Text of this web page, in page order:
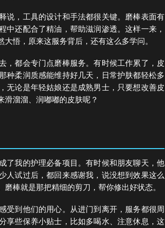
说，工具的设计和手法都很关键。磨棒表面有
中还配合了精油，帮助滋润渗透。这样一来，
悟，原来这服务背后，还有这么多学问。
，都会专门点磨棒服务。有时候工作累了，皮
种柔润质感能维持好几天，日常护肤都轻松多
无论是年轻姑娘还是成熟男士，只要想改善皮
滑溜溜、润嘟嘟的皮肤呢？
了我的护理必备项目。有时候和朋友聊天，他
人试过后，都回来感谢我，说没想到效果这么
棒就是那把精细的剪刀，帮你修出好状态。
受到他们的用心。从进门到离开，服务都很周
享些保养小贴士，比如多喝水、注意休息，这